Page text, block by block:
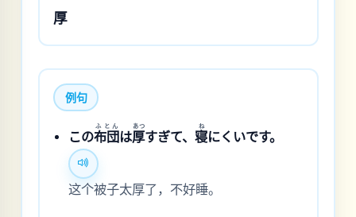
厚
例句
この布団
ふとん
は厚
あつ
すぎて、寝
ね
にくいです。
这个被子太厚了，不好睡。